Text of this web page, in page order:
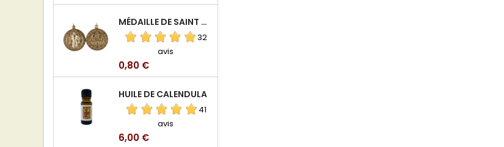
MÉDAILLE DE SAINT BENOIT EN ALUMINIUM
32
avis
Prix
0,80 €
HUILE DE CALENDULA
41
avis
Prix
6,00 €